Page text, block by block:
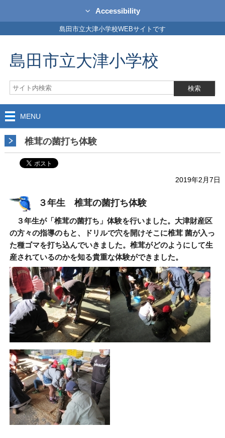
Accessibility
島田市立大津小学校WEBサイトです
島田市立大津小学校
MENU
椎茸の菌打ち体験
2019年2月7日
３年生 椎茸の菌打ち体験
３年生が「椎茸の菌打ち」体験を行いました。大津財産区
の方々の指導のもと、ドリルで穴を開けそこに椎茸 菌が入っ
た種ゴマを打ち込んでいきました。椎茸がどのようにして生
産されているのかを知る貴重な体験ができました。